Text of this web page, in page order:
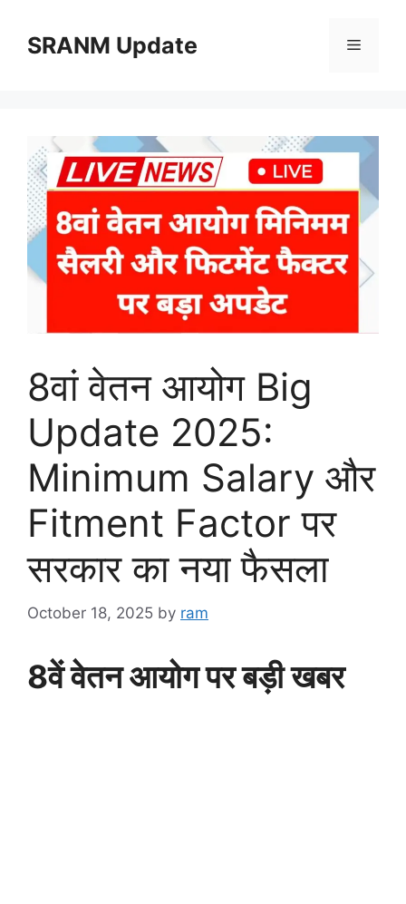
contentSRANM Update Menu
8वां वेतन आयोग Big
Update 2025:
Minimum Salary और
Fitment Factor पर
सरकार का नया फैसला
October 18, 2025 by ram
8वें वेतन आयोग पर बड़ी खबर